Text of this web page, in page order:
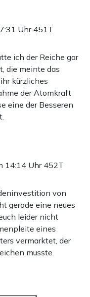
Uhr 451T
ich der Reiche gar
die meinte das
kürzliches
der Atomkraft
eine der Besseren
14:14 Uhr 452T
von
gerade eine neues
leider nicht
eines
vermarktet, der
musste.